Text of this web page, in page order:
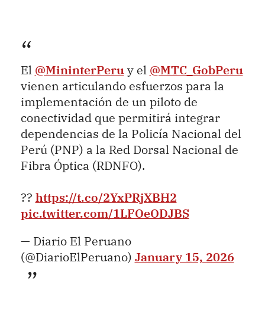
El @MininterPeruy el @MTC_GobPeru
vienen articulando esfuerzos para la
implementación de un piloto de
conectividad que permitirá integrar
dependencias de la Policía Nacional del
Perú (PNP) a la Red Dorsal Nacional de
Fibra Óptica (RDNFO).
?? https://t.co/2YxPRjXBH2
pic.twitter.com/1LFOeODJBS
— Diario El Peruano
(@DiarioElPeruano) January 15, 2026